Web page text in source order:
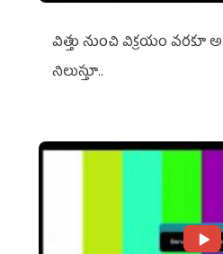
విత్తు నుంచి విక్రయం
నిలుస్తూ..